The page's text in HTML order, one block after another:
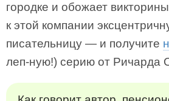
городке и обожает
к этой компании
писательницу — и получите
леп-ную!) серию от Ричарда